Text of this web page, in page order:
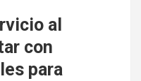
al
con
para